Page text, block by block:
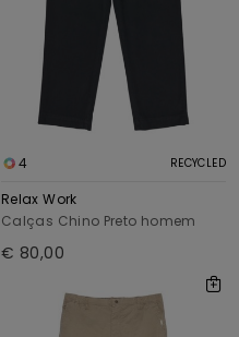
4 RECYCLED
Relax Work
Calças Chino Preto homem
€ 80,00